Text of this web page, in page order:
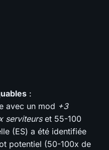
:
avec un mod +3
serviteurset 55-100
(ES) a été identifiée
potentiel (50-100x de